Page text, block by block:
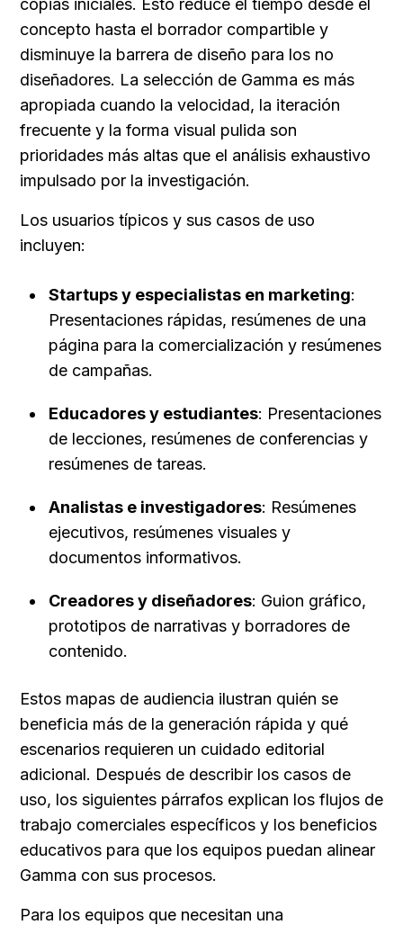
copias iniciales. Esto reduce el tiempo desde el
concepto hasta el borrador compartible y
disminuye la barrera de diseño para los no
diseñadores. La selección de Gamma es más
apropiada cuando la velocidad, la iteración
frecuente y la forma visual pulida son
prioridades más altas que el análisis exhaustivo
impulsado por la investigación.
Los usuarios típicos y sus casos de uso
incluyen:
Startups y especialistas en marketing:
Presentaciones rápidas, resúmenes de una
página para la comercialización y resúmenes
de campañas.
Educadores y estudiantes: Presentaciones
de lecciones, resúmenes de conferencias y
resúmenes de tareas.
Analistas e investigadores: Resúmenes
ejecutivos, resúmenes visuales y
documentos informativos.
Creadores y diseñadores: Guion gráfico,
prototipos de narrativas y borradores de
contenido.
Estos mapas de audiencia ilustran quién se
beneficia más de la generación rápida y qué
escenarios requieren un cuidado editorial
adicional. Después de describir los casos de
uso, los siguientes párrafos explican los flujos de
trabajo comerciales específicos y los beneficios
educativos para que los equipos puedan alinear
Gamma con sus procesos.
Para los equipos que necesitan una